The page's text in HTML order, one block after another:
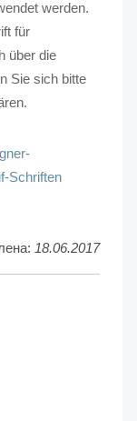
werden.
für
über die
Sie sich bitte
Schriften
18.06.2017